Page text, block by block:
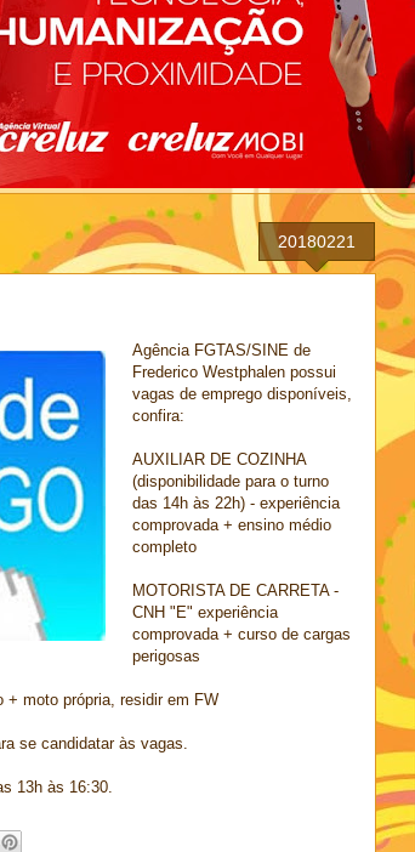
20180221
Agência FGTAS/SINE de
Frederico Westphalen possui
vagas de emprego disponíveis,
confira:
AUXILIAR DE COZINHA
(disponibilidade para o turno
das 14h às 22h) - experiência
comprovada + ensino médio
completo
MOTORISTA DE CARRETA -
CNH "E" experiência
comprovada + curso de cargas
perigosas
+ moto própria, residir em FW
se candidatar às vagas.
13h às 16:30.